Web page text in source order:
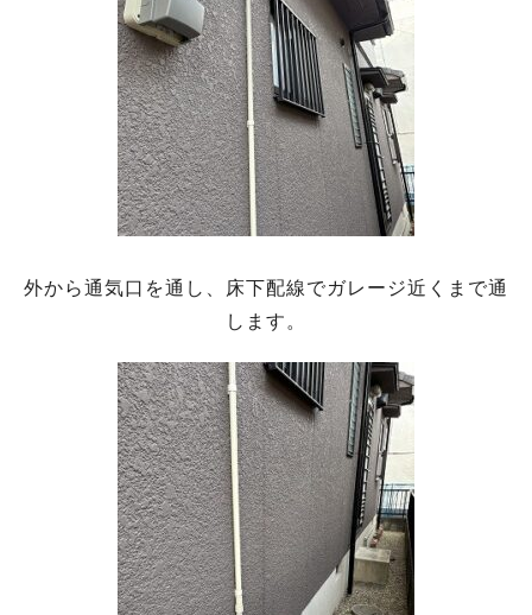
外から通気口を通し、床下配線でガレージ近くまで通
します。